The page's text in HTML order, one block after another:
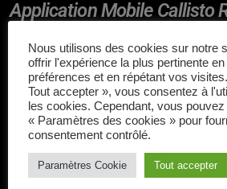
DJ
Dream Trance
Electronic music
Events
Application Mobile Callisto
ÉPISODES DE PODCAST
Nous utilisons des cookies sur notre
offrir l'expérience la plus pertinente
préférences et en répétant vos
Tout accepter », vous consentez à
les cookies. Cependant, vous
« Paramètres des cookies » pour
consentement contrôlé.
Paramètres Cookie Tout accepter